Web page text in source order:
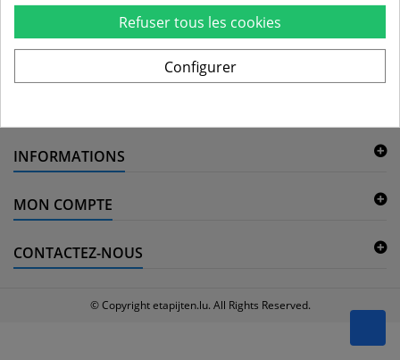
INFORMATIONS
© Copyright etapijten.lu. All Rights Reserved.
MON COMPTE
CONTACTEZ-NOUS
Refuser tous les cookies
Configurer